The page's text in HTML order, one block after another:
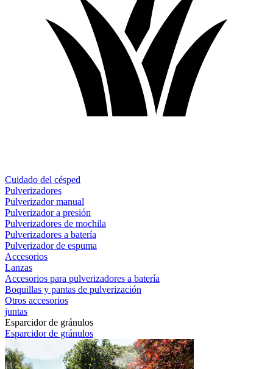
Cuidado del césped
Pulverizadores
Pulverizador manual
Pulverizador a presión
Pulverizadores de mochila
Pulverizadores a batería
Pulverizador de espuma
Accesorios
Lanzas
Accesorios para pulverizadores a batería
Boquillas y pantas de pulverización
Otros accesorios
juntas
Esparcidor de gránulos
Esparcidor de gránulos